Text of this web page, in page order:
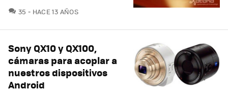
35 COMENTARIOS
HACE 13 AÑOS
Sony QX10 y QX100,
cámaras para acoplar a
nuestros dispositivos
Android